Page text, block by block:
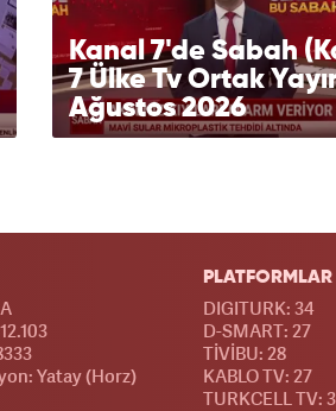
Kanal 7'de Sabah
7 Ülke Tv Ortak
Ağustos 2026
Yatay (Horz)
PLATFORMLAR
DIGITURK: 34
D-SMART: 27
TİVİBU: 28
KABLO TV: 27
TURKCELL TV: